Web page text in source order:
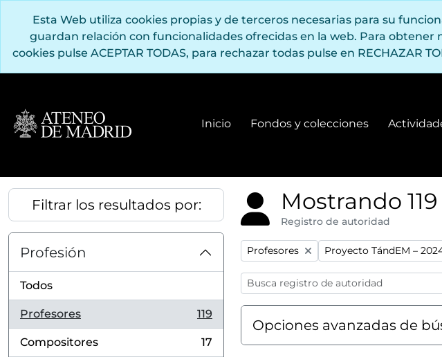
Esta Web utiliza cookies propias y de terceros necesarias para su
guardan relación con funcionalidades ofrecidas en la web. Para obtener
cookies pulse ACEPTAR TODAS, para rechazar todas pulse en RECHAZAR
Inicio Fondos y colecciones
Fondos y colecciones
Filtrar los resultados por:
Profesión
Todos
Profesores
, 119 resultados
119
Compositores
, 17 resultados
17
Mostrando
Registro de autoridad
Remove filter:
Profesores Remove filter:
Proyecto TándEM –
Opciones avanzadas de